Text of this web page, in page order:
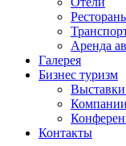
Аренда
Галерея
Бизнес туризм
Контакты